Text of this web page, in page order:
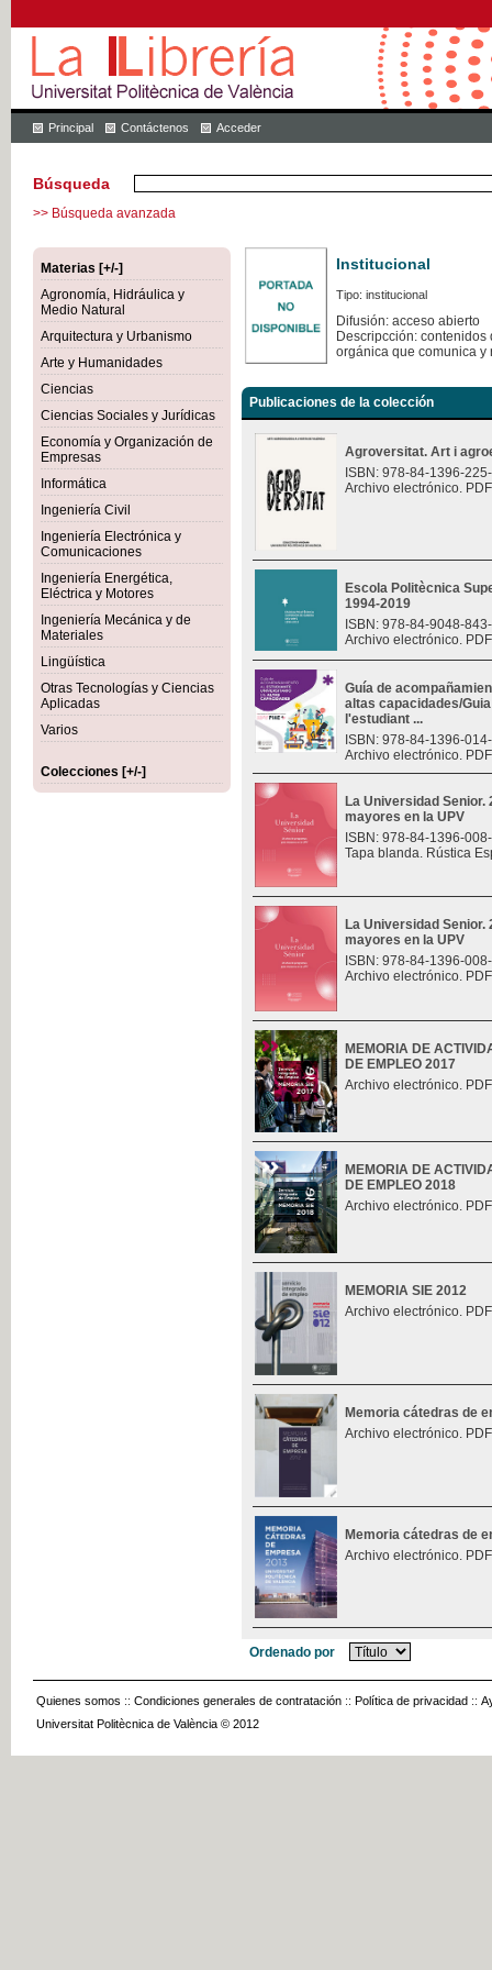
Principal Contáctenos Acceder
Búsqueda
>> Búsqueda avanzada
Materias [+/-]
Agronomía, Hidráulica y
Medio Natural
Arquitectura y Urbanismo
Arte y Humanidades
Ciencias
Ciencias Sociales y Jurídicas
Economía y Organización de
Empresas
Informática
Ingeniería Civil
Ingeniería Electrónica y
Comunicaciones
Ingeniería Energética,
Eléctrica y Motores
Ingeniería Mecánica y de
Materiales
Lingüística
Otras Tecnologías y Ciencias
Aplicadas
Varios
Colecciones [+/-]
Institucional
Tipo: institucional
Difusión: acceso abierto
Descripcción:
orgánica que comunica y
Publicaciones de la colección
Agroversitat. Art i
ISBN: 978-84-1396-
Archivo electrónico.
Escola Politècnica
1994-2019
ISBN: 978-84-9048-
Archivo electrónico.
Guía de
altas capacidades/
l'estudiant ...
ISBN: 978-84-1396-
Archivo electrónico.
La Universidad
mayores en la UPV
ISBN: 978-84-1396-
Tapa blanda. Rústica
La Universidad
mayores en la UPV
ISBN: 978-84-1396-
Archivo electrónico.
MEMORIA DE
DE EMPLEO 2017
Archivo electrónico.
MEMORIA DE
DE EMPLEO 2018
Archivo electrónico.
MEMORIA SIE 2012
Archivo electrónico.
Memoria cátedras de
Archivo electrónico.
Memoria cátedras de
Archivo electrónico.
Ordenado por
Quienes somos :: Condiciones generales de contratación :: Política de privacidad ::
Universitat Politècnica de València © 2012